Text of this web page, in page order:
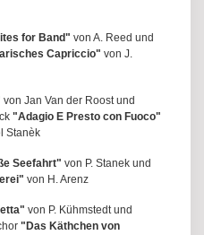
for Band" von A. Reed und
Capriccio" von J.
von Jan Van der Roost und
"Adagio E Presto con Fuoco"
Stanèk
Seefahrt" von P. Stanek und
von H. Arenz
von P. Kühmstedt und
"Das Käthchen von